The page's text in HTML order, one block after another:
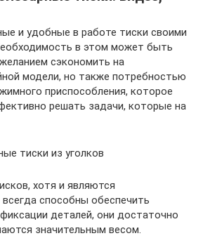
и удобные в работе тиски своими
в этом может быть
сэкономить на
модели, но также потребностью
приспособления, которое
решать задачи, которые на
тиски из уголков
хотя и являются
способны обеспечить
деталей, они достаточно
значительным весом.